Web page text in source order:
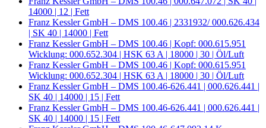
14000 | 12 | Fett
Franz Kessler GmbH – DMS 100.46 | 2331932/ 000.626.434
| SK 40 | 14000 | Fett
Franz Kessler GmbH – DMS 100.46 | Kopf: 000.615.951
Wicklung: 000.652.304 | HSK 63 A | 18000 | 30 | Öl/Luft
Franz Kessler GmbH – DMS 100.46 | Kopf: 000.615.951
Wicklung: 000.652.304 | HSK 63 A | 18000 | 30 | Öl/Luft
Franz Kessler GmbH – DMS 100.46-626.441 | 000.626.441 |
SK 40 | 14000 | 15 | Fett
Franz Kessler GmbH – DMS 100.46-626.441 | 000.626.441 |
SK 40 | 14000 | 15 | Fett